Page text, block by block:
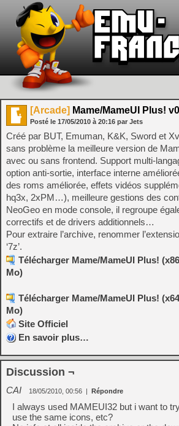
[Arcade] Mame/MameUI Plus!
Posté le 17/05/2010 à 20:16 par Jets
Créé par BUT, Emuman, K&K, Sword et
sans problème la meilleure version de
avec ou sans frontend. Support multi-
option anti-sortie, interface interne
des roms améliorée, effets vidéos
hq3x, 2xPM…), meilleure gestions des
NeoGeo en mode console, il regroupe
correctifs et de drivers additionnels…
Pour extraire l’archive, renommer
‘7z’.
Télécharger Mame/MameUI Plus!
Mo)
Télécharger Mame/MameUI Plus!
Mo)
Site Officiel
En savoir plus…
Discussion ¬
CAI 18/05/2010, 00:56 | Répondre
I always used MAMEUI32 but i want to
use the same icons, etc?